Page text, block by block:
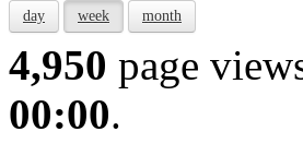
day week month
4,950 page
00:00.